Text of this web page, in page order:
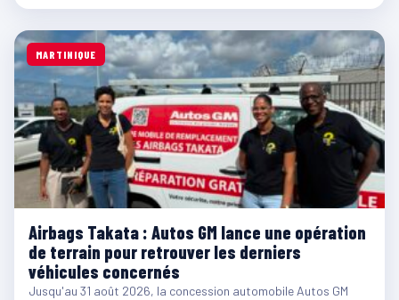
MARTINIQUE
Airbags Takata : Autos GM lance une opération
de terrain pour retrouver les derniers
véhicules concernés
Jusqu'au 31 août 2026, la concession automobile Autos GM